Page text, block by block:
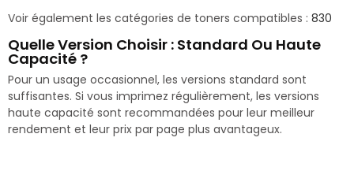
Voir également les catégories de toners compatibles : 830
Quelle Version Choisir : Standard Ou Haute
Capacité ?
Pour un usage occasionnel, les versions standard sont
suffisantes. Si vous imprimez régulièrement, les versions
haute capacité sont recommandées pour leur meilleur
rendement et leur prix par page plus avantageux.